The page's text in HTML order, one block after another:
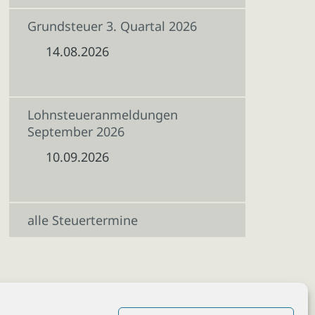
Grundsteuer 3. Quartal 2026
14.08.2026
Lohnsteueranmeldungen
September 2026
10.09.2026
alle Steuertermine